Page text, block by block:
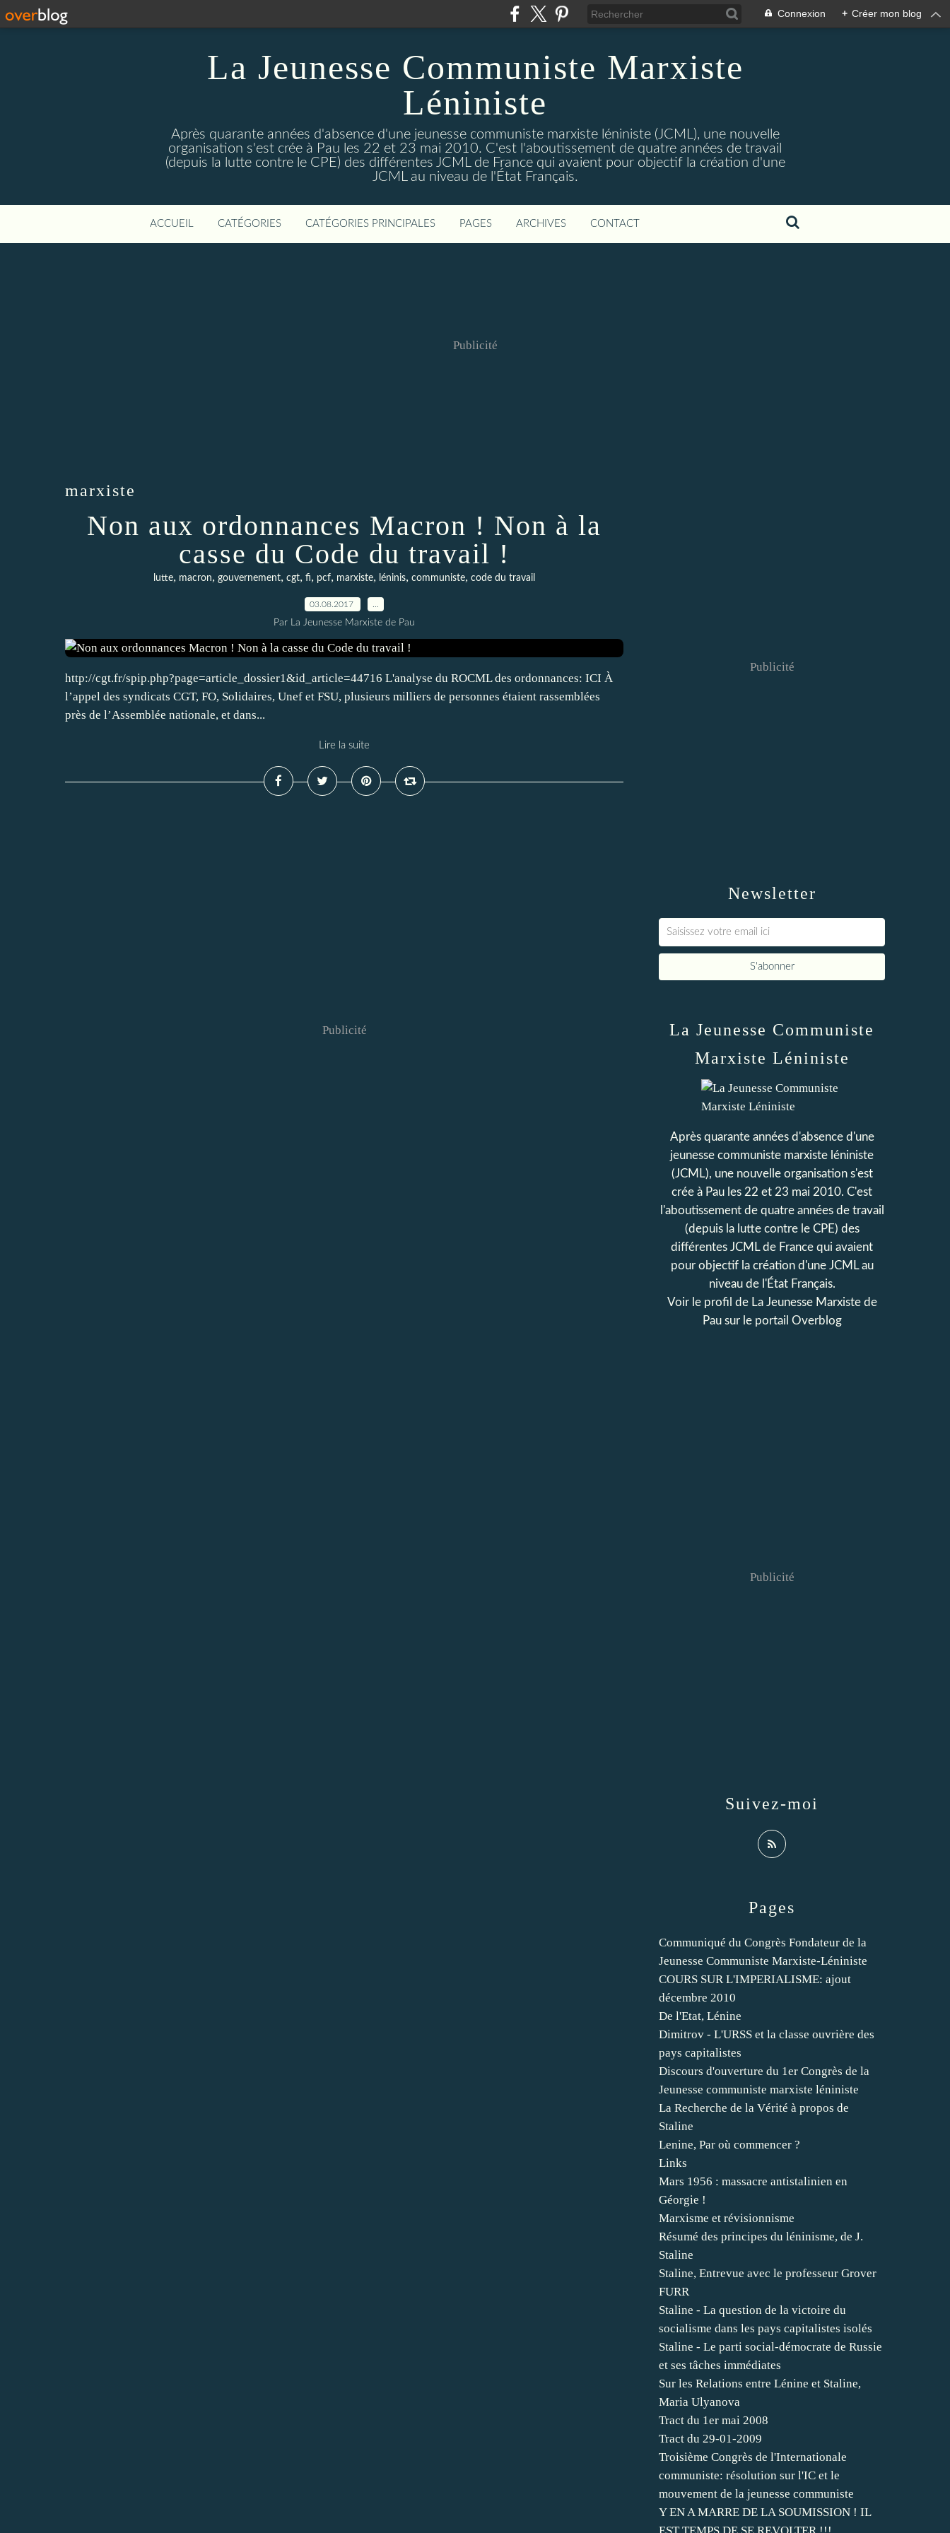
Connexion + Créer mon blog
La Jeunesse Communiste Marxiste
Léniniste
Après quarante années d'absence d'une jeunesse communiste marxiste léniniste (JCML), une nouvelle
organisation s'est crée à Pau les 22 et 23 mai 2010. C'est l'aboutissement de quatre années de travail
(depuis la lutte contre le CPE) des différentes JCML de France qui avaient pour objectif la création d'une
JCML au niveau de l'État Français.
ACCUEIL CATÉGORIES CATÉGORIES PRINCIPALES PAGES ARCHIVES CONTACT
Publicité
marxiste
Non aux ordonnances Macron ! Non à la
casse du Code du travail !
lutte, macron, gouvernement, cgt, fi, pcf, marxiste, léninis, communiste, code du travail
03.08.2017
Par La Jeunesse Marxiste de Pau
http://cgt.fr/spip.php?page=article_dossier1&id_article=44716 L'analyse du ROCML des ordonnances: ICI À
l’appel des syndicats CGT, FO, Solidaires, Unef et FSU, plusieurs milliers de personnes étaient rassemblées
près de l’Assemblée nationale, et dans...
Lire la suite
Publicité
Newsletter
Publicité
Pages
Communiqué du Congrès Fondateur de la
Jeunesse Communiste Marxiste-Léniniste
COURS SUR L'IMPERIALISME: ajout
décembre 2010
De l'Etat, Lénine
Dimitrov - L'URSS et la classe ouvrière des
pays capitalistes
Discours d'ouverture du 1er Congrès de la
Jeunesse communiste marxiste léniniste
La Recherche de la Vérité à propos de
Staline
Lenine, Par où commencer ?
Links
Mars 1956 : massacre antistalinien en
Géorgie !
Marxisme et révisionnisme
Résumé des principes du léninisme, de J.
Staline
Staline, Entrevue avec le professeur Grover
FURR
Staline - La question de la victoire du
socialisme dans les pays capitalistes isolés
Staline - Le parti social-démocrate de Russie
et ses tâches immédiates
Sur les Relations entre Lénine et Staline,
Maria Ulyanova
Tract du 1er mai 2008
Tract du 29-01-2009
Troisième Congrès de l'Internationale
communiste: résolution sur l'IC et le
mouvement de la jeunesse communiste
Y EN A MARRE DE LA SOUMISSION ! IL
La Jeunesse Communiste
Marxiste Léniniste
Après quarante années d'absence d'une
jeunesse communiste marxiste léniniste
(JCML), une nouvelle organisation s'est
crée à Pau les 22 et 23 mai 2010. C'est
l'aboutissement de quatre années de travail
(depuis la lutte contre le CPE) des
différentes JCML de France qui avaient
pour objectif la création d'une JCML au
niveau de l'État Français.
Voir le profil de La Jeunesse Marxiste de
Pausur le portail Overblog
Suivez-moi
Publicité